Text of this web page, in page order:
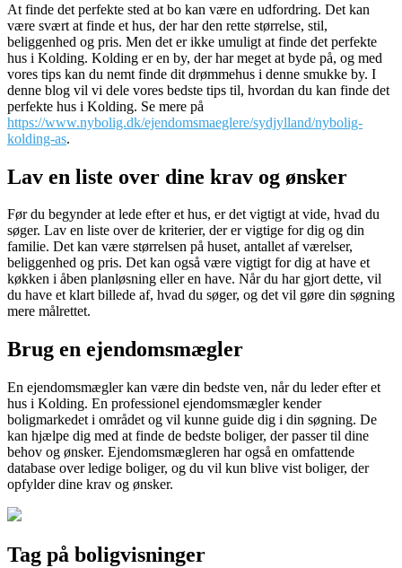
At finde det perfekte sted at bo kan være en udfordring. Det kan
være svært at finde et hus, der har den rette størrelse, stil,
beliggenhed og pris. Men det er ikke umuligt at finde det perfekte
hus i Kolding. Kolding er en by, der har meget at byde på, og med
vores tips kan du nemt finde dit drømmehus i denne smukke by. I
denne blog vil vi dele vores bedste tips til, hvordan du kan finde det
perfekte hus i Kolding. Se mere på
https://www.nybolig.dk/ejendomsmaeglere/sydjylland/nybolig-
kolding-as.
Lav en liste over dine krav og ønsker
Før du begynder at lede efter et hus, er det vigtigt at vide, hvad du
søger. Lav en liste over de kriterier, der er vigtige for dig og din
familie. Det kan være størrelsen på huset, antallet af værelser,
beliggenhed og pris. Det kan også være vigtigt for dig at have et
køkken i åben planløsning eller en have. Når du har gjort dette, vil
du have et klart billede af, hvad du søger, og det vil gøre din søgning
mere målrettet.
Brug en ejendomsmægler
En ejendomsmægler kan være din bedste ven, når du leder efter et
hus i Kolding. En professionel ejendomsmægler kender
boligmarkedet i området og vil kunne guide dig i din søgning. De
kan hjælpe dig med at finde de bedste boliger, der passer til dine
behov og ønsker. Ejendomsmægleren har også en omfattende
database over ledige boliger, og du vil kun blive vist boliger, der
opfylder dine krav og ønsker.
Tag på boligvisninger